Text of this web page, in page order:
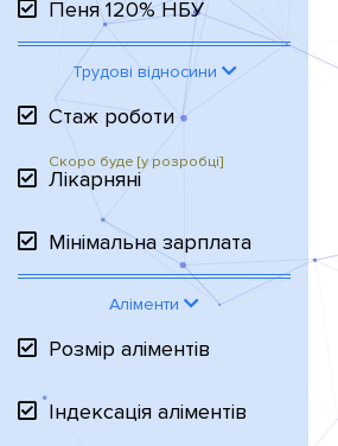
Пеня 120% НБУ
Трудові відносини
Стаж роботи
Лікарняні
Мінімальна зарплата
Аліменти
Розмір аліментів
Індексація аліментів